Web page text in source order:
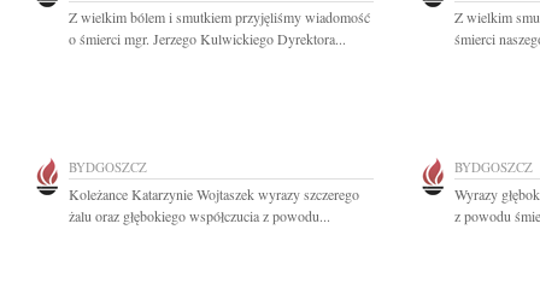
Z wielkim bólem i smutkiem przyjęliśmy wiadomość
o śmierci mgr. Jerzego Kulwickiego Dyrektora...
Z wielkim
śmierci
BYDGOSZCZ
Koleżance Katarzynie Wojtaszek wyrazy szczerego
żalu oraz głębokiego współczucia z powodu...
BYDGOSZCZ
Wyrazy
z powodu